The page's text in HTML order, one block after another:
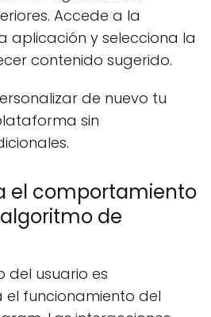
Accede a la
aplicación y selecciona la
contenido sugerido.
de nuevo tu
sin
el comportamiento
de
del usuario es
funcionamiento del